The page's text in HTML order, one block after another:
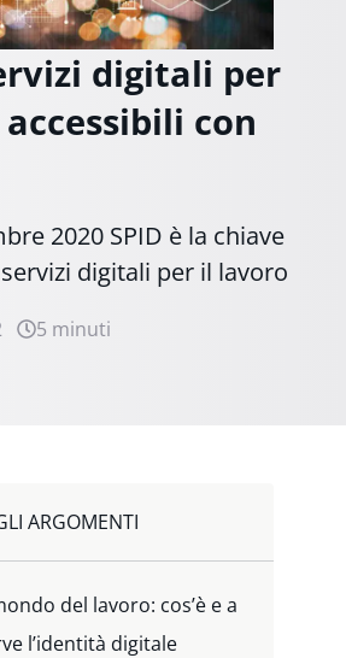
digitali per
con
2020 SPID è la chiave
digitali per il lavoro
5 minuti
ARGOMENTI
del lavoro: cos’è e a
l’identità digitale